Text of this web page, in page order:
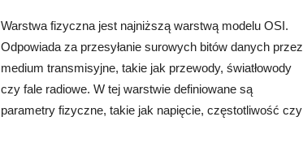
Warstwa fizyczna jest najniższą warstwą modelu OSI.
Odpowiada za przesyłanie surowych bitów danych przez
medium transmisyjne, takie jak przewody, światłowody
czy fale radiowe. W tej warstwie definiowane są
parametry fizyczne, takie jak napięcie, częstotliwość czy